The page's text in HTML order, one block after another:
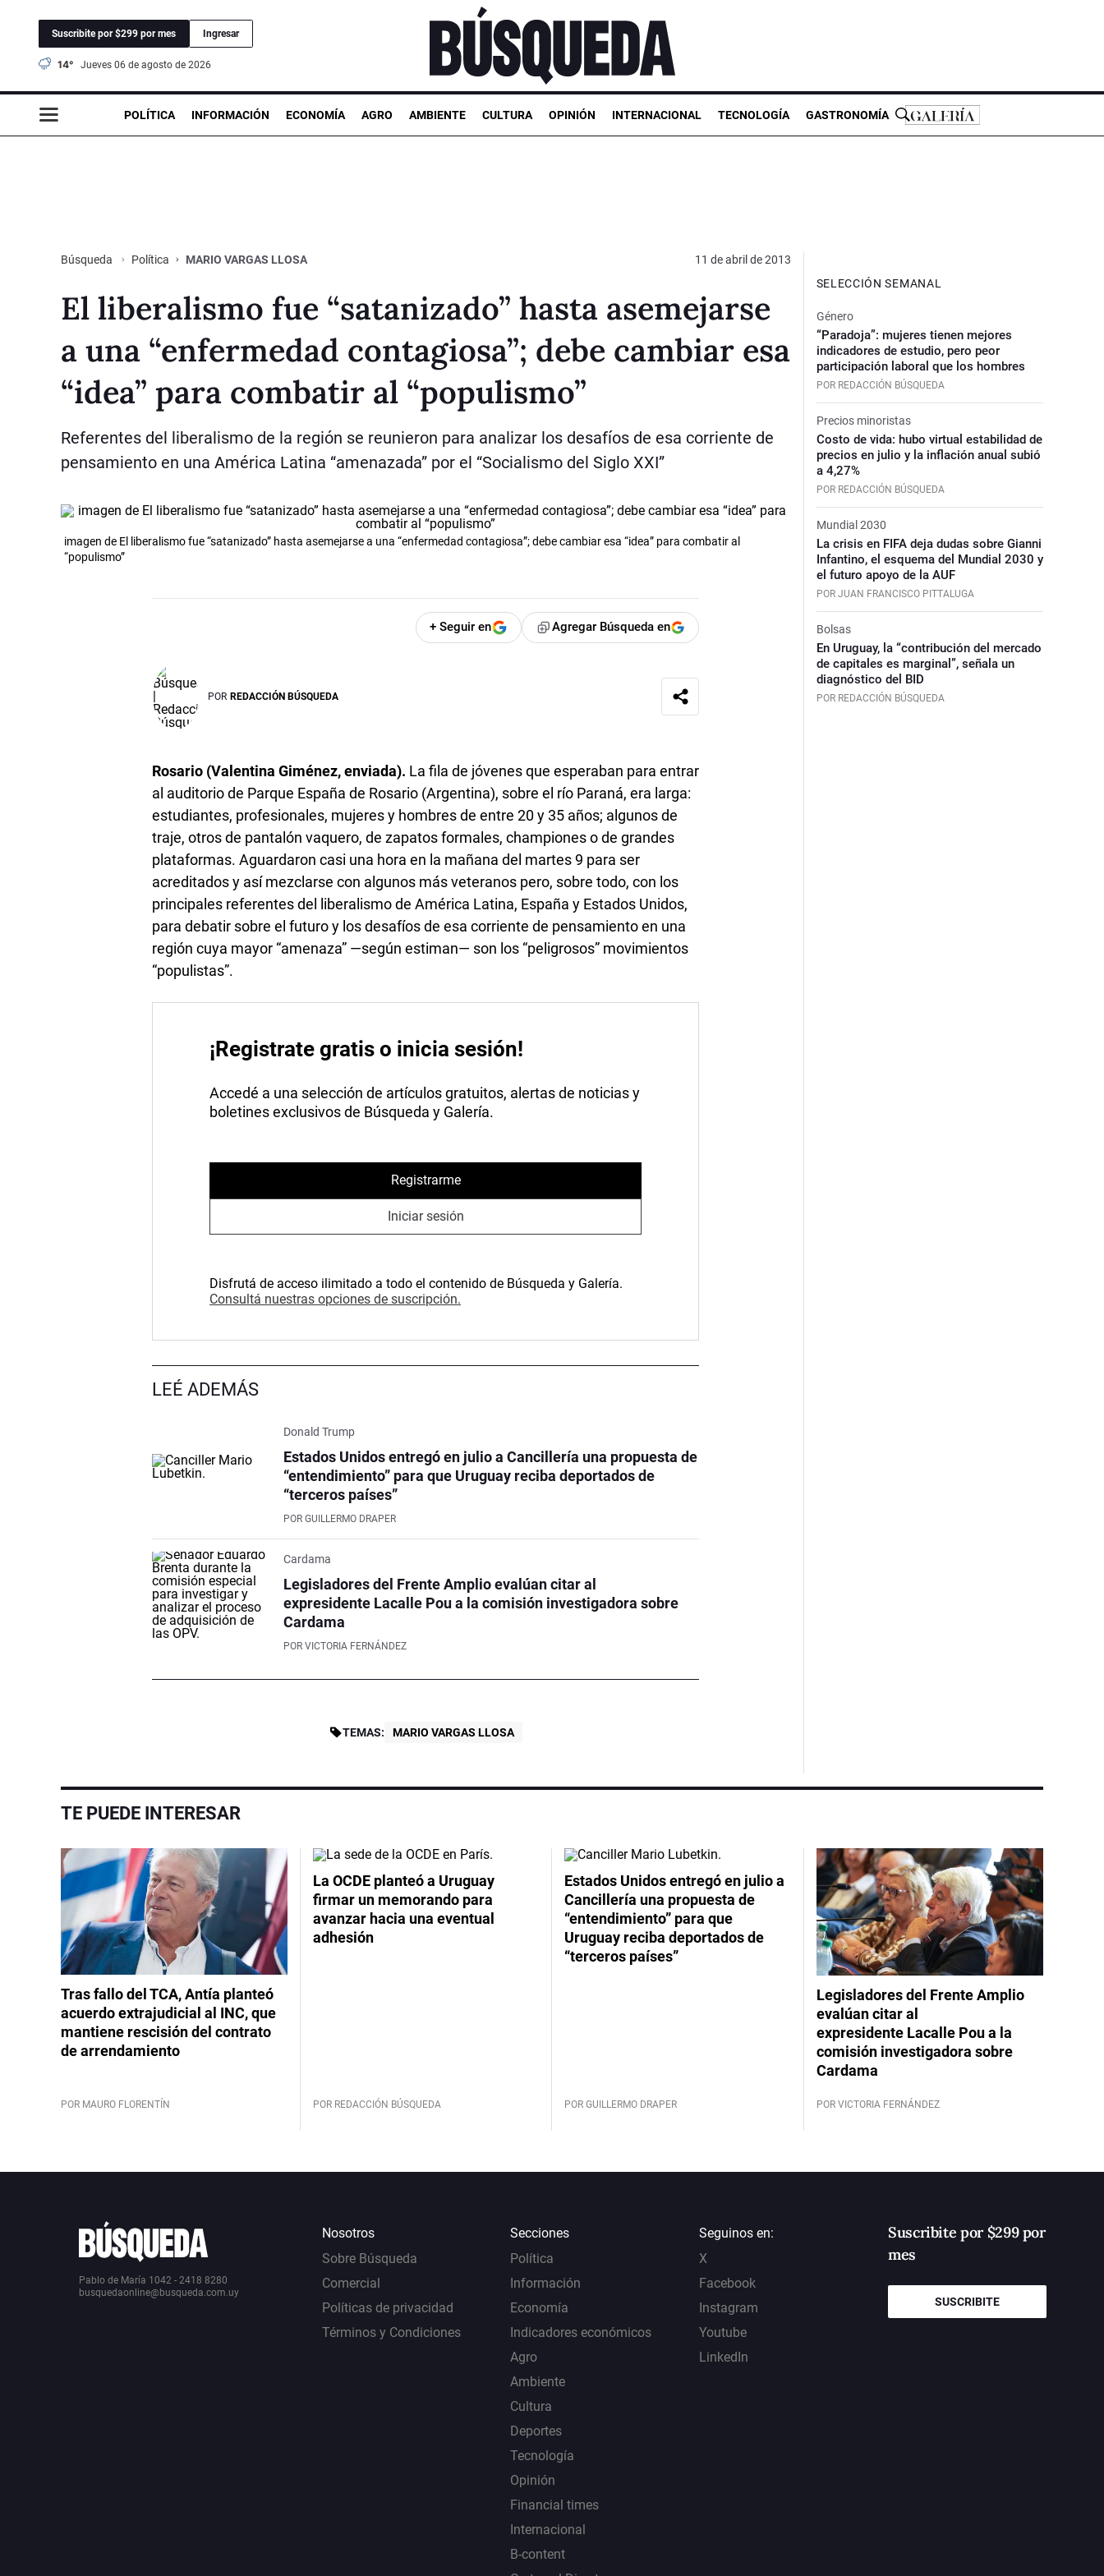
Suscribite por $299 por mes Ingresar
14° jueves 06 de agosto de 2026
POLÍTICA INFORMACIÓN ECONOMÍA AGRO AMBIENTE CULTURA OPINIÓN INTERNACIONAL TECNOLOGÍA GASTRONOMÍA
Búsqueda Política MARIO VARGAS LLOSA 11 de abril de 2013
El liberalismo fue “satanizado” hasta asemejarse
a una “enfermedad contagiosa”; debe cambiar esa
“idea” para combatir al “populismo”
Referentes del liberalismo de la región se reunieron para analizar los desafíos de esa corriente de
pensamiento en una América Latina “amenazada” por el “Socialismo del Siglo XXI”
imagen de El liberalismo fue “satanizado” hasta asemejarse a una “enfermedad contagiosa”; debe cambiar esa “idea” para combatir al
“populismo”
+ Seguir en Agregar Búsqueda en
POR REDACCIÓN BÚSQUEDA
Rosario (Valentina Giménez, enviada). La fila de jóvenes que esperaban para entrar
al auditorio de Parque España de Rosario (Argentina), sobre el río Paraná, era larga:
estudiantes, profesionales, mujeres y hombres de entre 20 y 35 años; algunos de
traje, otros de pantalón vaquero, de zapatos formales, championes o de grandes
plataformas. Aguardaron casi una hora en la mañana del martes 9 para ser
acreditados y así mezclarse con algunos más veteranos pero, sobre todo, con los
principales referentes del liberalismo de América Latina, España y Estados Unidos,
para debatir sobre el futuro y los desafíos de esa corriente de pensamiento en una
región cuya mayor “amenaza” —según estiman— son los “peligrosos” movimientos
“populistas”.
¡Registrate gratis o inicia sesión!
Accedé a una selección de artículos gratuitos, alertas de noticias y
boletines exclusivos de Búsqueda y Galería.
Registrarme
Iniciar sesión
Disfrutá de acceso ilimitado a todo el contenido de Búsqueda y Galería.
Consultá nuestras opciones de suscripción.
LEÉ ADEMÁS
Donald Trump
Estados Unidos entregó en julio a Cancillería una propuesta de
“entendimiento” para que Uruguay reciba deportados de
“terceros países”
POR GUILLERMO DRAPER
Cardama
Legisladores del Frente Amplio evalúan citar al
expresidente Lacalle Pou a la comisión investigadora sobre
Cardama
POR VICTORIA FERNÁNDEZ
TEMAS: MARIO VARGAS LLOSA
SELECCIÓN SEMANAL
Género
“Paradoja”: mujeres tienen mejores
indicadores de estudio, pero peor
participación laboral que los hombres
POR REDACCIÓN BÚSQUEDA
Precios minoristas
Costo de vida: hubo virtual estabilidad de
precios en julio y la inflación anual subió
a 4,27%
POR REDACCIÓN BÚSQUEDA
Mundial 2030
La crisis en FIFA deja dudas sobre Gianni
Infantino, el esquema del Mundial 2030 y
el futuro apoyo de la AUF
POR JUAN FRANCISCO PITTALUGA
Bolsas
En Uruguay, la “contribución del mercado
de capitales es marginal”, señala un
diagnóstico del BID
POR REDACCIÓN BÚSQUEDA
TE PUEDE INTERESAR
Tras fallo del TCA, Antía planteó
acuerdo extrajudicial al INC, que
mantiene rescisión del contrato
de arrendamiento
POR MAURO FLORENTÍN
La OCDE planteó a Uruguay
firmar un memorando para
avanzar hacia una eventual
adhesión
POR REDACCIÓN BÚSQUEDA
Estados Unidos entregó en julio a
Cancillería una propuesta de
“entendimiento” para que
Uruguay reciba deportados de
“terceros países”
POR GUILLERMO DRAPER
Legisladores del Frente Amplio
evalúan citar al
expresidente Lacalle Pou a la
comisión investigadora sobre
Cardama
POR VICTORIA FERNÁNDEZ
Pablo de María 1042 - 2418 8280
busquedaonline@busqueda.com.uy
Nosotros
Sobre Búsqueda
Comercial
Políticas de privacidad
Términos y Condiciones
Secciones
Política
Información
Economía
Indicadores económicos
Agro
Ambiente
Cultura
Deportes
Tecnología
Opinión
Financial times
Internacional
B-content
Seguinos en:
X
Facebook
Instagram
Youtube
LinkedIn
Suscribite por $299 por
mes
SUSCRIBITE